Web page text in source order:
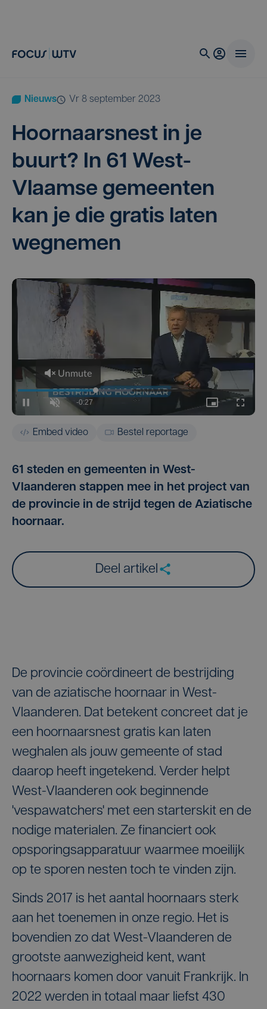
Nieuws vr 8 september 2023
Hoor­naars­nest in je
buurt? In 61 West-
Vlaam­se gemeen­ten
kan je die gra­tis laten
wegnemen
Embed video Bestel reportage
61 steden en gemeenten in West-
Vlaanderen stappen mee in het project van
de provincie in de strijd tegen de Aziatische
hoornaar.
Deel artikel
De provincie coördineert de bestrijding
van de aziatische hoornaar in West-
Vlaanderen. Dat betekent concreet dat je
een hoornaarsnest gratis kan laten
weghalen als jouw gemeente of stad
daarop heeft ingetekend. Verder helpt
West-Vlaanderen ook beginnende
'vespawatchers' met een starterskit en de
nodige materialen. Ze financiert ook
opsporingsapparatuur waarmee moeilijk
op te sporen nesten toch te vinden zijn.
Sinds 2017 is het aantal hoornaars sterk
aan het toenemen in onze regio. Het is
bovendien zo dat West-Vlaanderen de
grootste aanwezigheid kent, want
hoornaars komen door vanuit Frankrijk. In
2022 werden in totaal maar liefst 430